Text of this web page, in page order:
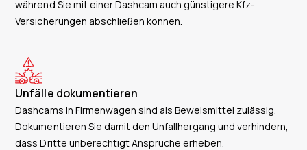
während Sie mit einer Dashcam auch günstigere Kfz-
Versicherungen abschließen können.
Unfälle dokumentieren
Dashcams in Firmenwagen sind als Beweismittel zulässig.
Dokumentieren Sie damit den Unfallhergang und verhindern,
dass Dritte unberechtigt Ansprüche erheben.